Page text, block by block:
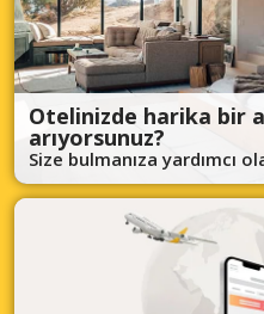
Otelinizde harika bir
arıyorsunuz?
Size bulmanıza yardımcı